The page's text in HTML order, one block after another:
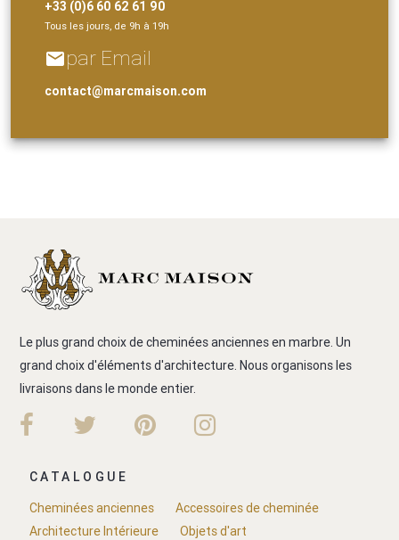
+33 (0)6 60 62 61 90
Tous les jours, de 9h à 19h
emailpar Email
contact@marcmaison.com
Le plus grand choix de cheminées anciennes en marbre. Un
grand choix d'éléments d'architecture. Nous organisons les
livraisons dans le monde entier.
CATALOGUE
Cheminées anciennes
Accessoires de cheminée
Architecture Intérieure
Objets d'art